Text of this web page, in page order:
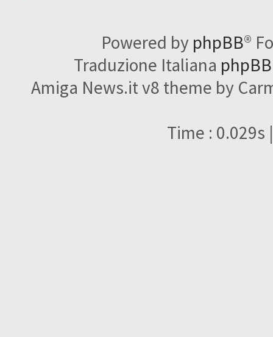
Powered by phpBB®
Traduzione Italiana
Amiga News.it v8 theme by
Time : 0.029s